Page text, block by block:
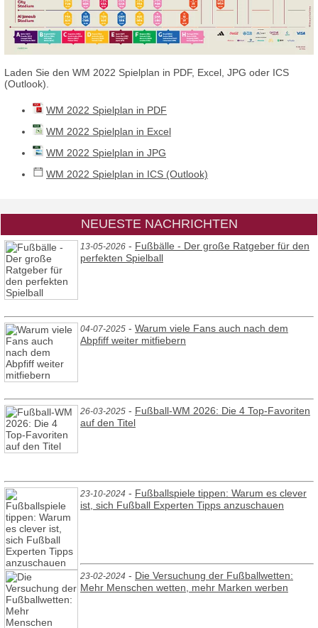
Laden Sie den WM 2022 Spielplan in PDF, Excel, JPG oder ICS
(Outlook).
WM 2022 Spielplan in PDF
WM 2022 Spielplan in Excel
WM 2022 Spielplan in JPG
WM 2022 Spielplan in ICS (Outlook)
NEUESTE NACHRICHTEN
13-05-2026 - Fußbälle - Der große Ratgeber für den
perfekten Spielball
04-07-2025 - Warum viele Fans auch nach dem
Abpfiff weiter mitfiebern
26-03-2025 - Fußball-WM 2026: Die 4 Top-Favoriten
auf den Titel
23-10-2024 - Fußballspiele tippen: Warum es clever
ist, sich Fußball Experten Tipps anzuschauen
23-02-2024 - Die Versuchung der Fußballwetten:
Mehr Menschen wetten, mehr Marken werben